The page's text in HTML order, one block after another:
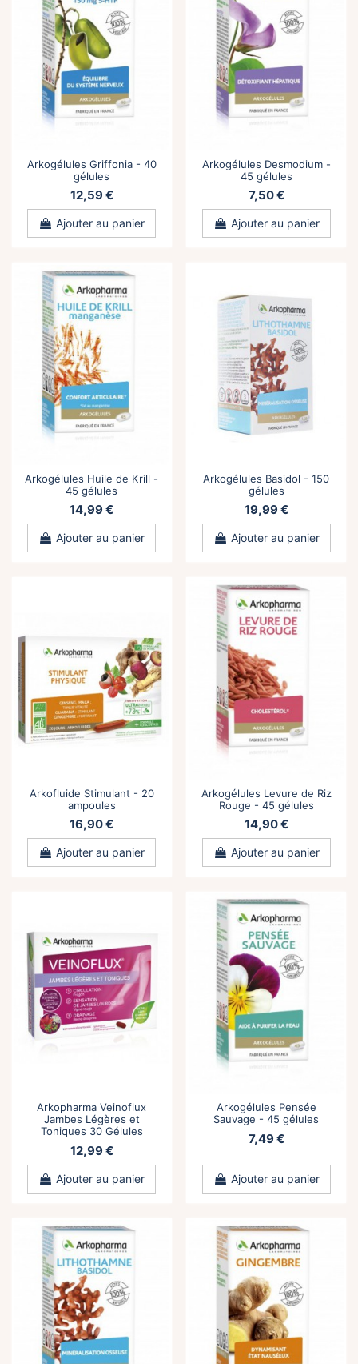
Arkogélules Griffonia - 40
gélules
12,59 €
Ajouter au panier
Arkogélules Desmodium -
45 gélules
7,50 €
Ajouter au panier
Arkogélules Huile de Krill -
45 gélules
14,99 €
Ajouter au panier
Arkogélules Basidol - 150
gélules
19,99 €
Ajouter au panier
Arkofluide Stimulant - 20
ampoules
16,90 €
Ajouter au panier
Arkogélules Levure de Riz
Rouge - 45 gélules
14,90 €
Ajouter au panier
Arkopharma Veinoflux
Jambes Légères et
Toniques 30 Gélules
12,99 €
Ajouter au panier
Arkogélules Pensée
Sauvage - 45 gélules
7,49 €
Ajouter au panier